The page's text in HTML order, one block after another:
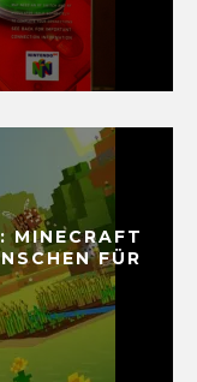
MINECRAFT
FÜR